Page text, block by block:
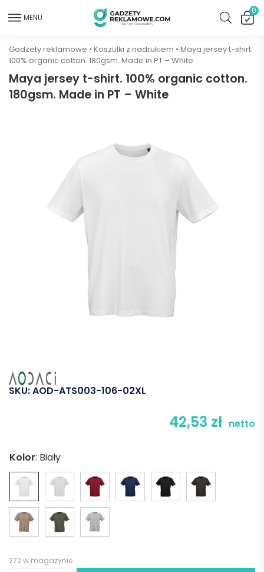
MENU
0
Gadżety reklamowe • Koszulki z nadrukiem • Maya jersey t-shirt.
100% organic cotton. 180gsm. Made in PT – White
Maya jersey t-shirt. 100% organic cotton.
180gsm. Made in PT – White
SKU:AOD-ATS003-106-02XL
42,53 zł netto
Kolor: Biały
272 w magazynie